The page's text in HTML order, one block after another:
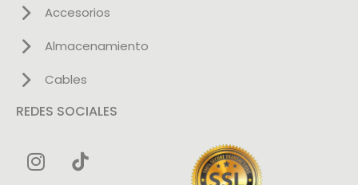
Accesorios
Almacenamiento
Cables
REDES SOCIALES